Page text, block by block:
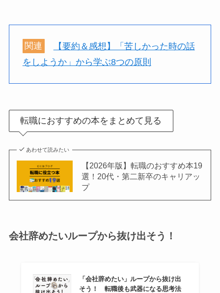
関連
【要約＆感想】「苦しかった時の話
をしようか」から学ぶ8つの原則
転職におすすめの本をまとめて見る
あわせて読みたい
【2026年版】転職のおすすめ本19
選！20代・第二新卒のキャリアッ
プ
会社辞めたいループから抜け出そう！
「会社辞めたい」ループから抜け出
そう！ 転職後も武器になる思考法